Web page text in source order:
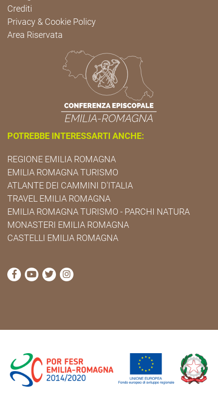
Crediti
Privacy & Cookie Policy
Area Riservata
POTREBBE INTERESSARTI ANCHE:
REGIONE EMILIA ROMAGNA
EMILIA ROMAGNA TURISMO
ATLANTE DEI CAMMINI D'ITALIA
TRAVEL EMILIA ROMAGNA
EMILIA ROMAGNA TURISMO - PARCHI NATURA
MONASTERI EMILIA ROMAGNA
CASTELLI EMILIA ROMAGNA
visita la pagina Facebook di Cammini Emilia-
visita la pagina YouTube di Cammini Emilia-
visita la pagina Twitter di Cammini Emilia-
visita la pagina Instagram di Cammini